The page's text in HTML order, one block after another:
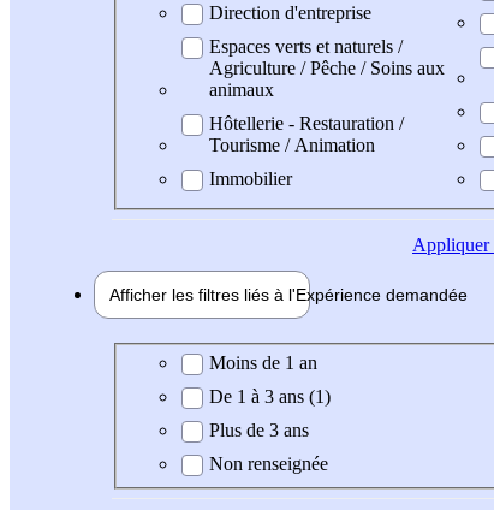
Direction d'entreprise
Espaces verts et naturels /
Agriculture / Pêche / Soins aux
animaux
Hôtellerie - Restauration /
Tourisme / Animation
Immobilier
Appliquer
Afficher les filtres liés à l'Expérience demandée
Expérience demandée
Moins de 1 an
De 1 à 3 ans (1)
Plus de 3 ans
Non renseignée